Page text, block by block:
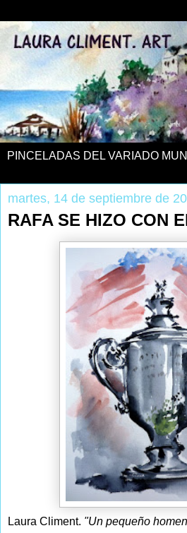
PINCELADAS DEL VARIADO
martes, 14 de septiembre de
RAFA SE HIZO CON
Laura Climent. "Un pequeño